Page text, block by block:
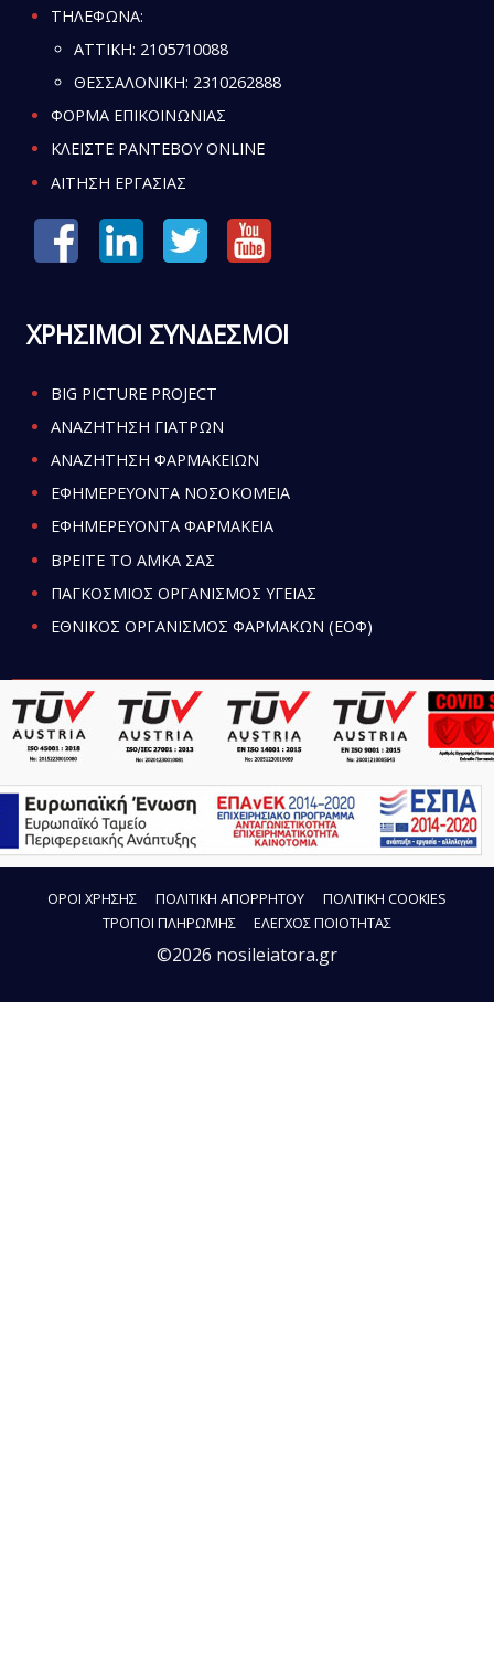
ΤΗΛΕΦΩΝΑ:
ATTIKH: 2105710088
ΘΕΣΣΑΛΟΝΙΚΗ: 2310262888
ΦΟΡΜΑ ΕΠΙΚΟΙΝΩΝΙΑΣ
ΚΛΕΙΣΤΕ ΡΑΝΤΕΒΟΥ ONLINE
ΑΙΤΗΣΗ ΕΡΓΑΣΙΑΣ
ΧΡΗΣΙΜΟΙ ΣΥΝΔΕΣΜΟΙ
BIG PICTURE PROJECT
ΑΝΑΖΗΤΗΣΗ ΓΙΑΤΡΩΝ
ΑΝΑΖΗΤΗΣΗ ΦΑΡΜΑΚΕΙΩΝ
ΕΦΗΜΕΡΕΥΟΝΤΑ ΝΟΣΟΚΟΜΕΙΑ
ΕΦΗΜΕΡΕΥΟΝΤΑ ΦΑΡΜΑΚΕΙΑ
ΒΡΕΙΤΕ ΤΟ ΑΜΚΑ ΣΑΣ
ΠΑΓΚΟΣΜΙΟΣ ΟΡΓΑΝΙΣΜΟΣ ΥΓΕΙΑΣ
ΕΘΝΙΚΟΣ ΟΡΓΑΝΙΣΜΟΣ ΦΑΡΜΑΚΩΝ (ΕΟΦ)
ΟΡΟΙ ΧΡΗΣΗΣ ΠΟΛΙΤΙΚΗ ΑΠΟΡΡΗΤΟΥ
ΠΟΛΙΤΙΚΗ COOKIES
ΤΡΟΠΟΙ ΠΛΗΡΩΜΗΣ
ΕΛΕΓΧΟΣ ΠΟΙΟΤΗΤΑΣ
©2026 nosileiatora.gr